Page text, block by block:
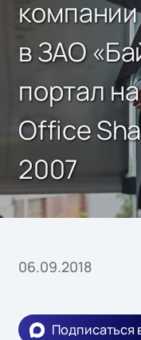
в ЗАО
портал
Office
2007
06.09.2018
Подписаться